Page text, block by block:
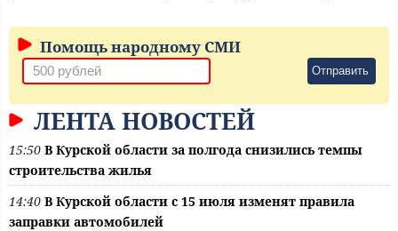
Помощь народному СМИ
Отправить
ЛЕНТА НОВОСТЕЙ
15:50 В Курской области за полгода снизились темпы
строительства жилья
14:40 В Курской области с 15 июля изменят правила
заправки автомобилей